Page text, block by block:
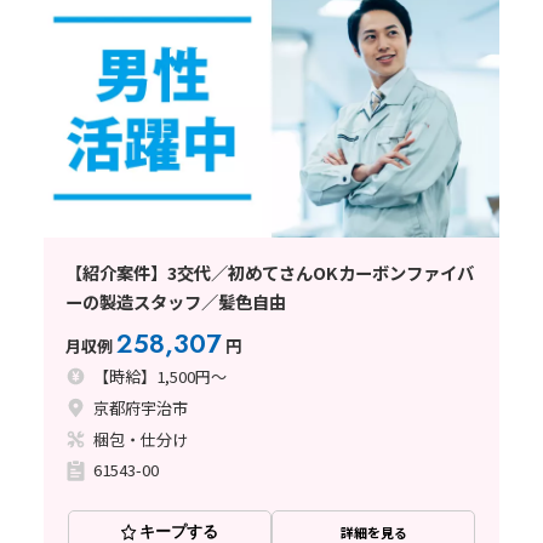
【紹介案件】3交代／初めてさんOKカーボンファイバ
ーの製造スタッフ／髪色自由
月収例258,307 円
【時給】1,500円～
京都府宇治市
梱包・仕分け
61543-00
キープする 詳細を見る